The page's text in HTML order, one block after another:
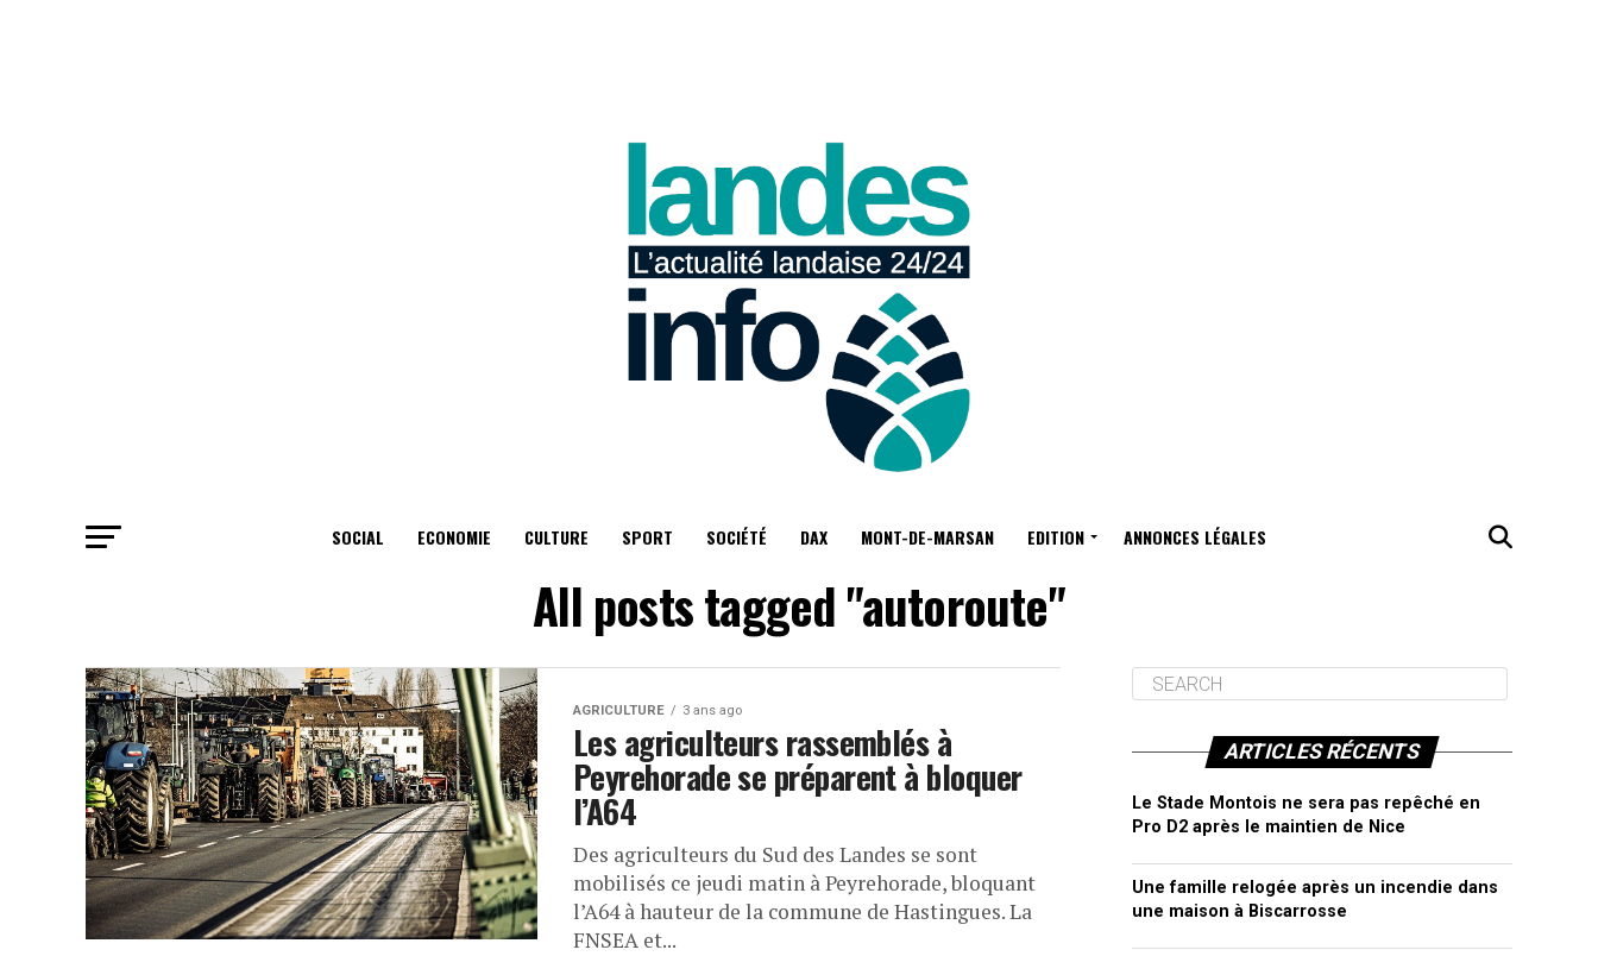
SOCIAL ECONOMIE CULTURE SPORT SOCIÉTÉ DAX MONT-DE-MARSAN EDITION ANNONCES LÉGALES
All posts tagged "autoroute"
AGRICULTURE 3 ans ago
Les agriculteurs rassemblés à
Peyrehorade se préparent à bloquer
l’A64
Des agriculteurs du Sud des Landes se sont
mobilisés ce jeudi matin à Peyrehorade, bloquant
l’A64 à hauteur de la commune de Hastingues. La
FNSEA et...
ARTICLES RÉCENTS
Le Stade Montois ne sera pas repêché en
Pro D2 après le maintien de Nice
Une famille relogée après un incendie dans
une maison à Biscarrosse